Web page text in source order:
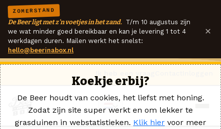
ZOMERSTAND
De Beer ligt met z'n voetjes in het zand. T/m 10 augustus zijn
we wat minder goed bereikbaar en kan je levering 1 tot 4
werkdagen duren. Mailen werkt het snelst:
hello@beerinabox.nl
×
Koekje erbij?
De Beer houdt van cookies, het liefst met honing.
Zodat zijn site super werkt en om lekker te
grasduinen in webstatistieken. Klik hier voor meer